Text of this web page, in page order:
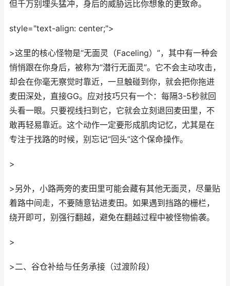
但千万别埋头猛冲，身后的威胁远比你想象的更致命。
style="text-align: center;">
>这里的核心怪物是“无面灵（Faceling）”，其中有一种会
悄悄跟在你身后，被称为“潜行无面灵”。它不会主动攻击，
却会在你毫无察觉时靠近，一旦触碰到你，就会把你拖进
麦田深处，直接GG。应对技巧只有一个：每隔3-5秒就回
头看一眼。只要视线扫到它，它就会立刻退回麦田里，不
敢再轻易靠近。这个动作一定要形成肌肉记忆，尤其是在
专注于找路的时候，别忘记“回头”这个保命操作。
>
>另外，小路两旁的麦田里可能会藏有其他无面灵，尽量贴
着路中间走，不要随意钻进麦田。如果遇到挡路的栅栏，
绕开即可，别强行翻越，避免在翻越过程中被怪物偷袭。
>
>二、谷仓补给与任务承接（过渡阶段）